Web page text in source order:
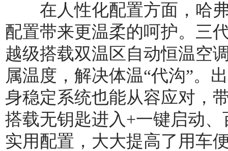
在人性化配置方面，哈弗
配置带来更温柔的呵护。三
越级搭载双温区自动恒温空
属温度，解决体温“代沟”。
身稳定系统也能从容应对，
搭载无钥匙进入+一键启动
实用配置，大大提高了用车